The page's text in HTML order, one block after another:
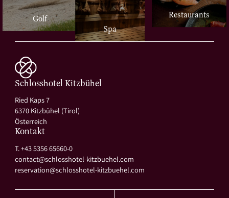
Wann gibt es den meisten Schnee?
Die stabilsten Schneeverhältnisse herrschen normalerweise
zwischen Januar und Februar.
Ist Kitzbühel schneesicher?
Dank moderner Beschneiung und alpiner Lage gilt Kitzbühel
als sehr schneesicher.
Welcher Monat eignet sich für ruhigen Luxusurlaub?
Der März bietet oft eine besonders entspannte Kombination
Golf
Spa
Restaurants
Schlosshotel Kitzbühel
Ried Kaps 7
6370 Kitzbühel (Tirol)
Österreich
Kontakt
T. +43 5356 65660-0
contact@schlosshotel-kitzbuehel.com
reservation@schlosshotel-kitzbuehel.com